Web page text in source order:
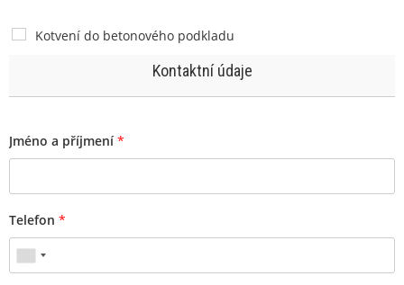
Kotvení do betonového podkladu
Kontaktní údaje
Jméno a příjmení*
Telefon *